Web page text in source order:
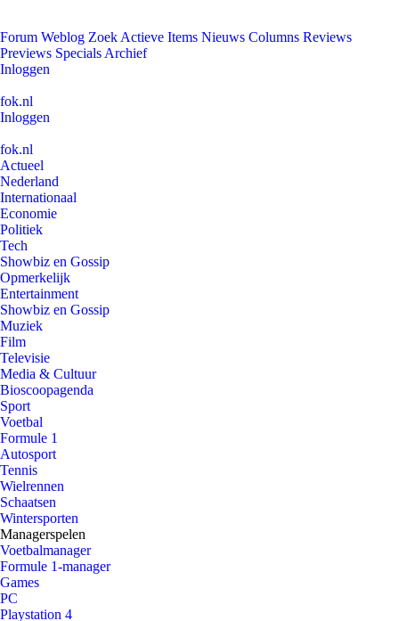
Forum Weblog Zoek Actieve Items Nieuws Columns Reviews
Previews Specials Archief
Inloggen
fok.nl
Inloggen
fok.nl
Actueel
Nederland
Internationaal
Economie
Politiek
Tech
Showbiz en Gossip
Opmerkelijk
Entertainment
Showbiz en Gossip
Muziek
Film
Televisie
Media & Cultuur
Bioscoopagenda
Sport
Voetbal
Formule 1
Autosport
Tennis
Wielrennen
Schaatsen
Wintersporten
Managerspelen
Voetbalmanager
Formule 1-manager
Games
PC
Playstation 4